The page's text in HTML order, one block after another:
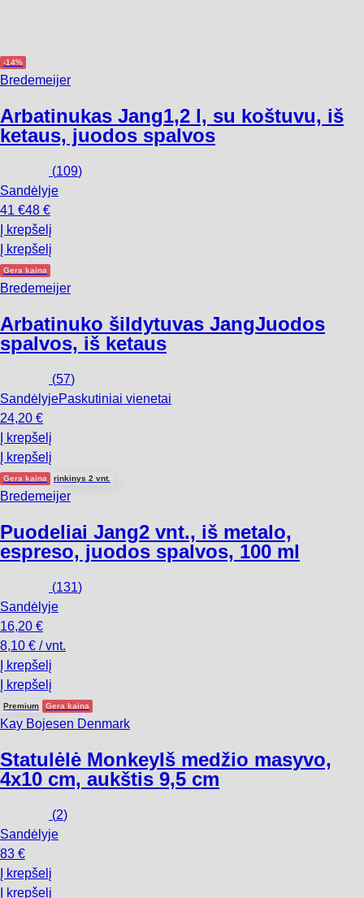
-14%
Bredemeijer
Arbatinukas Jang1,2 l, su koštuvu, iš
ketaus, juodos spalvos
(109)
Sandėlyje
41 €48 €
Į krepšelį
Į krepšelį
Gera kaina
Bredemeijer
Arbatinuko šildytuvas JangJuodos
spalvos, iš ketaus
(57)
SandėlyjePaskutiniai vienetai
24,20 €
Į krepšelį
Į krepšelį
Gera kaina rinkinys 2 vnt.
Bredemeijer
Puodeliai Jang2 vnt., iš metalo,
espreso, juodos spalvos, 100 ml
(131)
Sandėlyje
16,20 €
8,10 € / vnt.
Į krepšelį
Į krepšelį
Premium Gera kaina
Kay Bojesen Denmark
Statulėlė MonkeyIš medžio masyvo,
4x10 cm, aukštis 9,5 cm
(2)
Sandėlyje
83 €
Į krepšelį
Į krepšelį